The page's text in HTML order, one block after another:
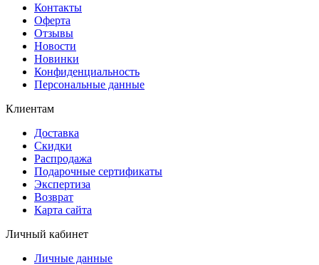
Контакты
Оферта
Отзывы
Новости
Новинки
Конфиденциальность
Персональные данные
Клиентам
Доставка
Скидки
Распродажа
Подарочные сертификаты
Экспертиза
Возврат
Карта сайта
Личный кабинет
Личные данные